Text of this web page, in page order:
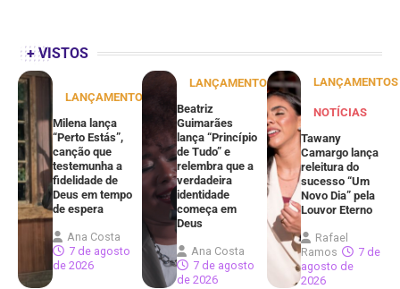
+ VISTOS
LANÇAMENTOS
Milena lança
“Perto Estás”,
canção que
testemunha a
fidelidade de
Deus em tempo
de espera
Ana Costa
7 de agosto
de 2026
LANÇAMENTOS
Beatriz
Guimarães
lança “Princípio
de Tudo” e
relembra que a
verdadeira
identidade
começa em
Deus
Ana Costa
7 de agosto
de 2026
LANÇAMENTOS
NOTÍCIAS
Tawany
Camargo lança
releitura do
sucesso “Um
Novo Dia” pela
Louvor Eterno
Rafael
Ramos
7 de
agosto de
2026